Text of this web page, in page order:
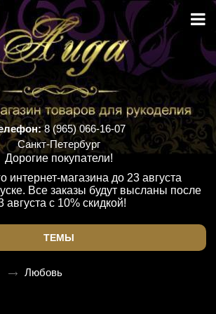
8 (965) 066-16-07
Санкт-Петербург
Дорогие покупатели!
магазина до 23 августа
Все заказы будут высланы после
августа с 10% скидкой!
ТЕМЫ
Любовь